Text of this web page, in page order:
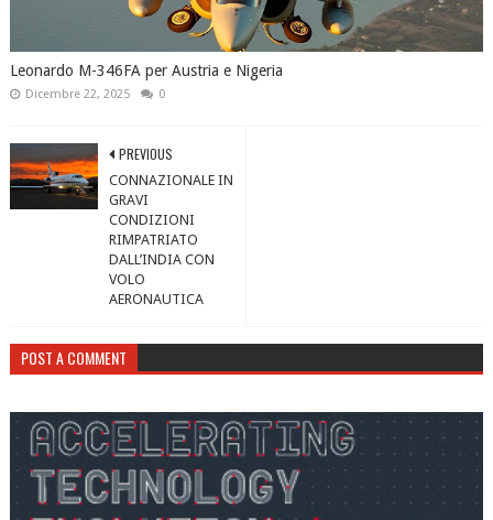
Leonardo M-346FA per Austria e Nigeria
Dicembre 22, 2025 0
PREVIOUS
CONNAZIONALE IN
GRAVI
CONDIZIONI
RIMPATRIATO
DALL’INDIA CON
VOLO
AERONAUTICA
POST A COMMENT